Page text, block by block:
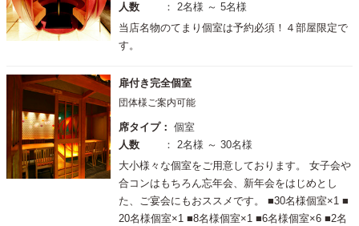
人数
： 2名様 ～ 5名様
当店名物のてまり個室は予約必須！４部屋限定で
す。
扉付き完全個室
団体様ご案内可能
席タイプ： 個室
人数
： 2名様 ～ 30名様
大小様々な個室をご用意しております。 女子会や
合コンはもちろん忘年会、新年会をはじめとし
た、ご宴会にもおススメです。 ■30名様個室×1 ■
20名様個室×1 ■8名様個室×1 ■6名様個室×6 ■2名